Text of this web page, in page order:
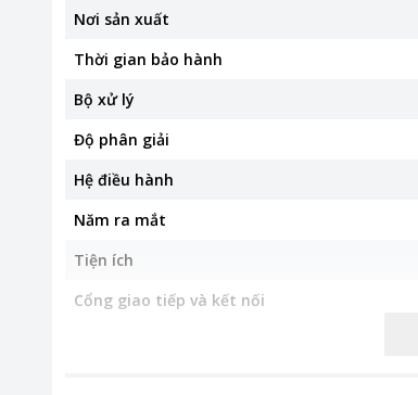
Nơi sản xuất
Thời gian bảo hành
Bộ xử lý
Độ phân giải
Hệ điều hành
Năm ra mắt
Tiện ích
Cổng giao tiếp và kết nối